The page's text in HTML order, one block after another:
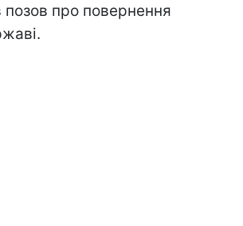
позов про повернення